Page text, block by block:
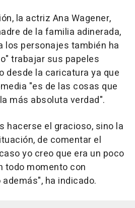
la actriz Ana Wagener,
de la familia adinerada,
los personajes también ha
trabajar sus papeles
desde la caricatura ya que
"es de las cosas que
más absoluta verdad".
hacerse el gracioso, sino la
de comentar el
yo creo que era un poco
todo momento con
ha indicado.